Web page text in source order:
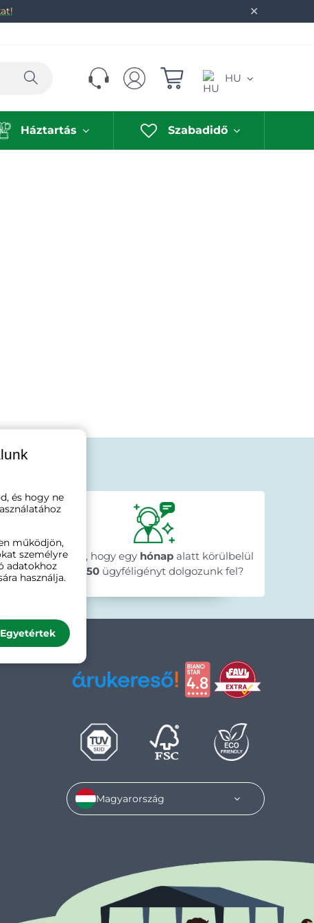
✕
Keresés HU
Háztartás Szabadidő
🥰
Béla Horváth
1 nappal ezelőtt
★★★★★
★★★★★
★★★★★
"Gyorsan megérkezett a megrendelt
termék."
Tudta, hogy egy hónapalatt körülbelül
27 650 ügyféligényt dolgozunk fel?
Magyarország
és hogy ne
működjön,
személyre
adatokhoz
használja.
Egyetértek